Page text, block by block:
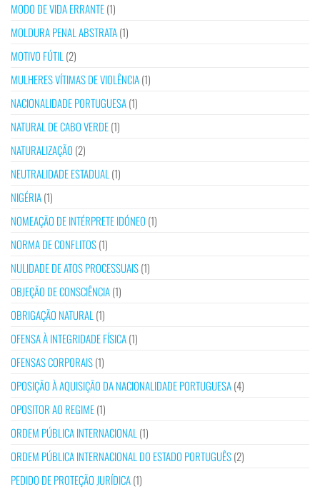
MODO DE VIDA ERRANTE(1)
MOLDURA PENAL ABSTRATA(1)
MOTIVO FÚTIL (2)
MULHERES VÍTIMAS DE VIOLÊNCIA(1)
NACIONALIDADE PORTUGUESA(1)
NATURAL DE CABO VERDE(1)
NATURALIZAÇÃO (2)
NEUTRALIDADE ESTADUAL (1)
NIGÉRIA(1)
NOMEAÇÃO DE INTÉRPRETE IDÓNEO (1)
NORMA DE CONFLITOS(1)
NULIDADE DE ATOS PROCESSUAIS(1)
OBJEÇÃO DE CONSCIÊNCIA(1)
OBRIGAÇÃO NATURAL (1)
OFENSA À INTEGRIDADE FÍSICA(1)
OFENSAS CORPORAIS(1)
OPOSIÇÃO À AQUISIÇÃO DA NACIONALIDADE PORTUGUESA(4)
OPOSITOR AO REGIME(1)
ORDEM PÚBLICA INTERNACIONAL (1)
ORDEM PÚBLICA INTERNACIONAL DO ESTADO PORTUGUÊS(2)
PEDIDO DE PROTEÇÃO JURÍDICA(1)